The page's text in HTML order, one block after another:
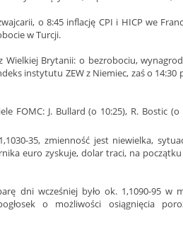
o 8:45 inflację CPI i HICP we
w Turcji.
Wielkiej Brytanii: o bezrobociu,
instytutu ZEW z Niemiec, zaś o 14:30
FOMC: J. Bullard (o 10:25), R. Bostic (o
35, zmienność jest niewielka,
euro zyskuje, dolar traci, na początku
dni wcześniej było ok. 1,1090-95 w
o możliwości osiągnięcia